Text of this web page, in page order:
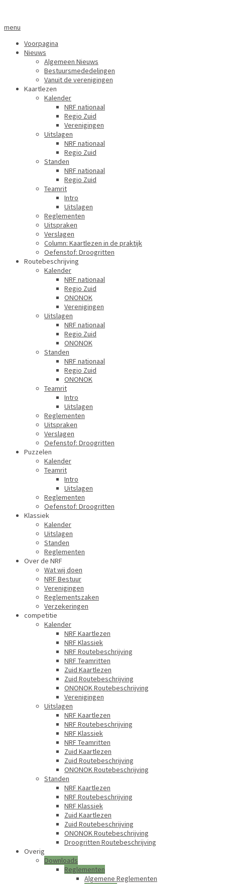
menu
Voorpagina
Nieuws
Algemeen Nieuws
Bestuursmededelingen
Vanuit de verenigingen
Kaartlezen
Kalender
NRF nationaal
Regio Zuid
Verenigingen
Uitslagen
NRF nationaal
Regio Zuid
Standen
NRF nationaal
Regio Zuid
Teamrit
Intro
Uitslagen
Reglementen
Uitspraken
Verslagen
Column: Kaartlezen in de praktijk
Oefenstof: Droogritten
Routebeschrijving
Kalender
NRF nationaal
Regio Zuid
ONONOK
Verenigingen
Uitslagen
NRF nationaal
Regio Zuid
ONONOK
Standen
NRF nationaal
Regio Zuid
ONONOK
Teamrit
Intro
Uitslagen
Reglementen
Uitspraken
Verslagen
Oefenstof: Droogritten
Puzzelen
Kalender
Teamrit
Intro
Uitslagen
Reglementen
Oefenstof: Droogritten
Klassiek
Kalender
Uitslagen
Standen
Reglementen
Over de NRF
Wat wij doen
NRF Bestuur
Verenigingen
Reglementszaken
Verzekeringen
competitie
Kalender
NRF Kaartlezen
NRF Klassiek
NRF Routebeschrijving
NRF Teamritten
Zuid Kaartlezen
Zuid Routebeschrijving
ONONOK Routebeschrijving
Verenigingen
Uitslagen
NRF Kaartlezen
NRF Routebeschrijving
NRF Klassiek
NRF Teamritten
Zuid Kaartlezen
Zuid Routebeschrijving
ONONOK Routebeschrijving
Standen
NRF Kaartlezen
NRF Routebeschrijving
NRF Klassiek
Zuid Kaartlezen
Zuid Routebeschrijving
ONONOK Routebeschrijving
Droogritten Routebeschrijving
Overig
Downloads
Reglementen
Algemene Reglementen